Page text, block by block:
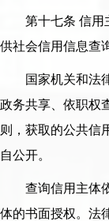
第十七条 信用主
供社会信用信息查
国家机关和法律
政务共享、依职权
则，获取的公共信
自公开。
查询信用主体依
体的书面授权。法